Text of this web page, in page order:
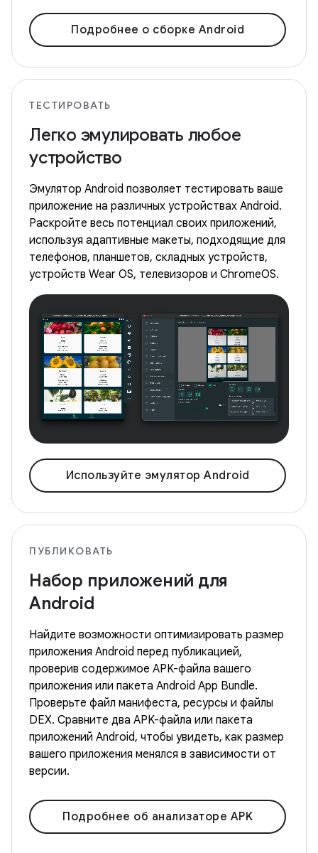
Подробнее о сборке Android
ТЕСТИРОВАТЬ
Легко эмулировать любое
устройство
Эмулятор Android позволяет тестировать ваше
приложение на различных устройствах Android.
Раскройте весь потенциал своих приложений,
используя адаптивные макеты, подходящие для
телефонов, планшетов, складных устройств,
устройств Wear OS, телевизоров и ChromeOS.
Используйте эмулятор Android
ПУБЛИКОВАТЬ
Набор приложений для
Android
Найдите возможности оптимизировать размер
приложения Android перед публикацией,
проверив содержимое APK-файла вашего
приложения или пакета Android App Bundle.
Проверьте файл манифеста, ресурсы и файлы
DEX. Сравните два APK-файла или пакета
приложений Android, чтобы увидеть, как размер
вашего приложения менялся в зависимости от
версии.
Подробнее об анализаторе APK